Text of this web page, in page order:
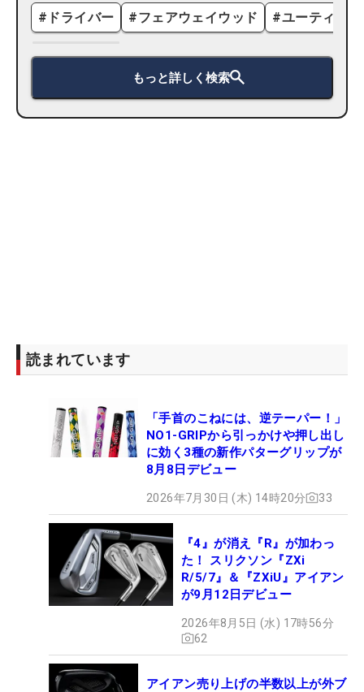
# ドライバー #フェアウェイウッド #ユーティリ
もっと詳しく検索
読まれています
「手首のこねには、逆テーパー！」
NO1-GRIPから引っかけや押し出し
に効く3種の新作パターグリップが
8月8日デビュー
2026年7月30日 (木) 14時20分 33
『4』が消え『R』が加わっ
た！ スリクソン『ZXi
R/5/7』＆『ZXiU』アイアン
が9月12日デビュー
2026年8月5日 (水) 17時56分
62
アイアン売り上げの半数以上が外ブ